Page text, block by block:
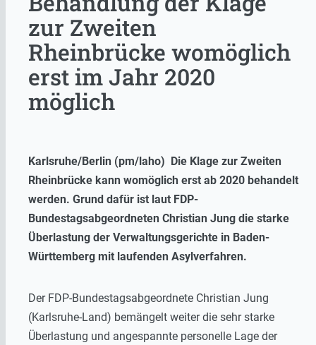
zur Zweiten
Rheinbrücke womöglich
erst im Jahr 2020
möglich
Karlsruhe/Berlin (pm/laho) Die Klage zur Zweiten
Rheinbrücke kann womöglich erst ab 2020 behandelt
werden. Grund dafür ist laut FDP-
Bundestagsabgeordneten Christian Jung die starke
Überlastung der Verwaltungsgerichte in Baden-
Württemberg mit laufenden Asylverfahren.
Der FDP-Bundestagsabgeordnete Christian Jung
(Karlsruhe-Land) bemängelt weiter die sehr starke
Überlastung und angespannte personelle Lage der